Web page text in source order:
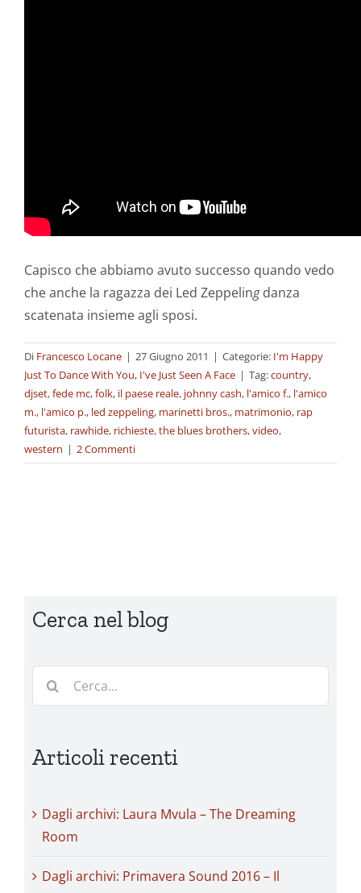
Capisco che abbiamo avuto successo quando vedo
che anche la ragazza dei Led Zeppelingdanza
scatenata insieme agli sposi.
Di Francesco Locane | 27 Giugno 2011 | Categorie: I'm Happy
Just To Dance With You, I've Just Seen A Face | Tag:country,
djset,fede mc,folk, il paese reale, johnny cash, l'amico f., l'amico
m., l'amico p., led zeppeling, marinetti bros., matrimonio, rap
futurista, rawhide, richieste,the blues brothers,video,
western | 2 Commenti
Cerca nel blog
Cerca
Articoli recenti
Dagli archivi: Laura Mvula – The Dreaming
Room
Dagli archivi: Primavera Sound 2016 – Il